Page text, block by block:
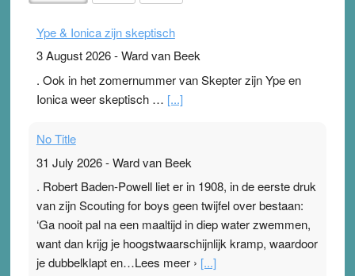
Ype & Ionica zijn skeptisch
3 August 2026-Ward van Beek
. Ook in het zomernummer van Skepter zijn Ype en
Ionica weer skeptisch … [...]
No Title
31 July 2026-Ward van Beek
. Robert Baden-Powell liet er in 1908, in de eerste druk
van zijn Scouting for boys geen twijfel over bestaan:
‘Ga nooit pal na een maaltijd in diep water zwemmen,
want dan krijg je hoogstwaarschijnlijk kramp, waardoor
je dubbelklapt en…Lees meer › [...]